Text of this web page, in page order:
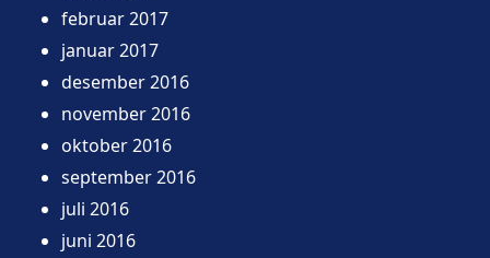
februar 2017
januar 2017
desember 2016
november 2016
oktober 2016
september 2016
juli 2016
juni 2016